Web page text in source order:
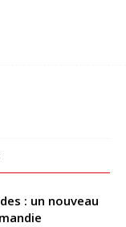
: un nouveau